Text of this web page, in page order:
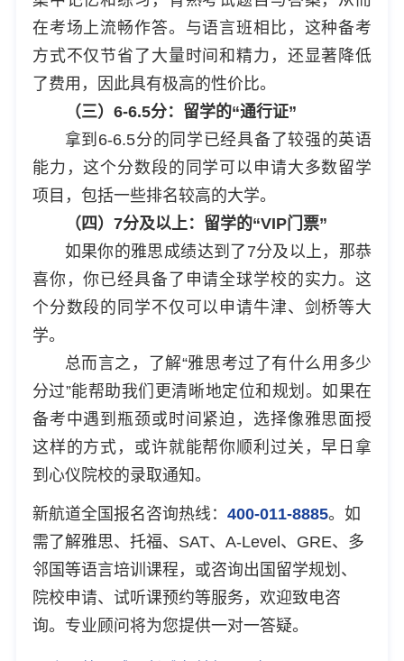
在考场上流畅作答。与语言班相比，这种备考
方式不仅节省了大量时间和精力，还显著降低
了费用，因此具有极高的性价比。
（三）6-6.5分：留学的“通行证”
拿到6-6.5分的同学已经具备了较强的英语
能力，这个分数段的同学可以申请大多数留学
项目，包括一些排名较高的大学。
（四）7分及以上：留学的“VIP门票”
如果你的雅思成绩达到了7分及以上，那恭
喜你，你已经具备了申请全球学校的实力。这
个分数段的同学不仅可以申请牛津、剑桥等大
学。
总而言之，了解“雅思考过了有什么用多少
分过”能帮助我们更清晰地定位和规划。如果在
备考中遇到瓶颈或时间紧迫，选择像雅思面授
这样的方式，或许就能帮你顺利过关，早日拿
到心仪院校的录取通知。
新航道全国报名咨询热线： 400-011-8885。如
需了解雅思、托福、SAT、A-Level、GRE、多
邻国等语言培训课程，或咨询出国留学规划、
院校申请、试听课预约等服务，欢迎致电咨
询。专业顾问将为您提供一对一答疑。